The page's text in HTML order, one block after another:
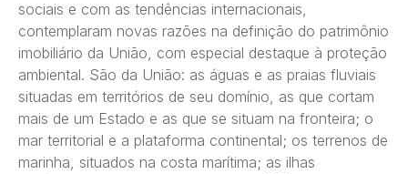
sociais e com as tendências internacionais,
contemplaram novas razões na definição do patrimônio
imobiliário da União, com especial destaque à proteção
ambiental. São da União: as águas e as praias fluviais
situadas em territórios de seu domínio, as que cortam
mais de um Estado e as que se situam na fronteira; o
mar territorial e a plataforma continental; os terrenos de
marinha, situados na costa marítima; as ilhas